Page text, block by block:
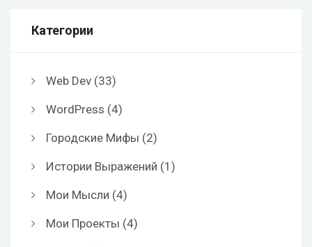
Категории
Web Dev (33)
WordPress (4)
Городские Мифы (2)
Истории Выражений (1)
Мои Мысли (4)
Мои Проекты (4)